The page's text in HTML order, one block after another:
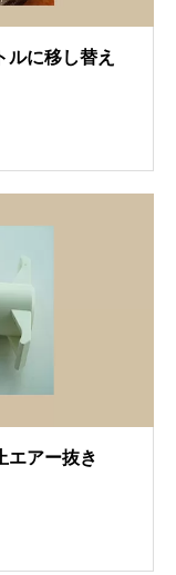
ルに移し替え
エアー抜き